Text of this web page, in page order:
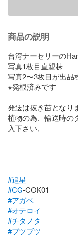
商品の説明
台湾ナーセリーの
写真1枚目直親株
写真2〜3枚目が出品
※発根済みです
発送は抜き苗となり
植物の為、輸送時の
入下さい。
#追星
#CG
#アガベ
#オテロイ
#チタノタ
#ブツブツ